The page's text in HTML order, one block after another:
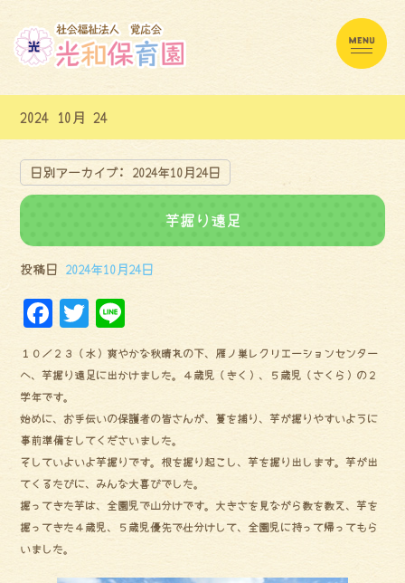
2024 10月 24
日別アーカイブ: 2024年10月24日
芋掘り遠足
投稿日 2024年10月24日
F
a
ce
bo
ok
Tw
it
te
ne
１０／２３（水）爽やかな秋晴れの下、雁ノ巣レクリエーションセンター
へ、芋掘り遠足に出かけました。４歳児（きく）、５歳児（さくら）の２
学年です。
始めに、お手伝いの保護者の皆さんが、蔓を捕り、芋が掘りやすいように
事前準備をしてくださいました。
そしていよいよ芋掘りです。根を掘り起こし、芋を掘り出します。芋が出
てくるたびに、みんな大喜びでした。
掘ってきた芋は、全園児で山分けです。大きさを見ながら数を数え、芋を
掘ってきた４歳児、５歳児優先で仕分けして、全園児に持って帰ってもら
いました。